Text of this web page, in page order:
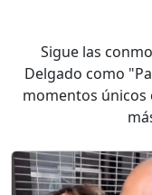
Sigue las
Delgado como
momentos únicos